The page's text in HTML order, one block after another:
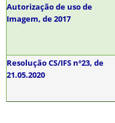
Autorização de uso de
Imagem, de 2017
Resolução CS/IFS nº23, de
21.05.2020